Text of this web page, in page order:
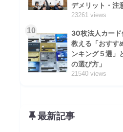
デメリット・注
23261 views
10
30枚法人カー
教える「おすす
ンキング５選」
の選び方」
21540 views
最新記事